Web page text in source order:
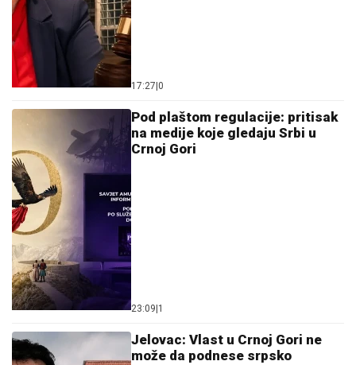
17:27|0
Pod plaštom regulacije: pritisak
na medije koje gledaju Srbi u
Crnoj Gori
23:09|1
Jelovac: Vlast u Crnoj Gori ne
može da podnese srpsko